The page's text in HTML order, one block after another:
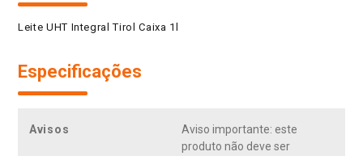
Leite UHT Integral Tirol Caixa 1l
Especificações
Avisos
Aviso importante: este
produto não deve ser